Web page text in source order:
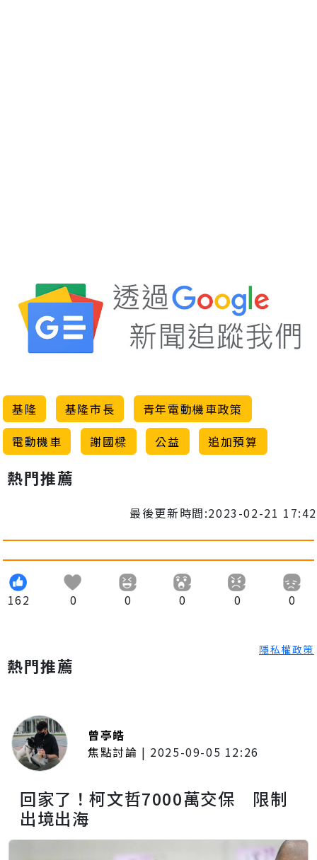
基隆 基隆市長
青年電動機車政策
電動機車
謝國樑 公益 追加預算
熱門推薦
最後更新時間:2023-02-21 17:42
162 0 0 0 0 0
隱私權政策
熱門推薦
曾亭皓
焦點討論 | 2025-09-05 12:26
回家了！柯文哲7000萬交保 限制
出境出海